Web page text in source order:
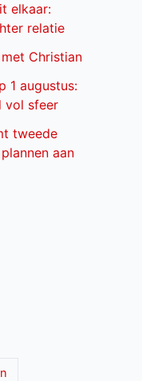
elkaar:
relatie
Christian
1 augustus:
vol sfeer
tweede
aan